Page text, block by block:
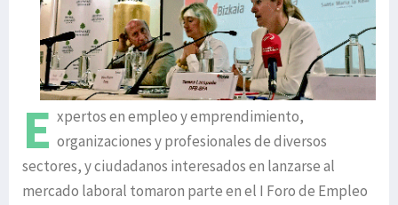
E xpertos en empleo y emprendimiento,
organizaciones y profesionales de diversos
sectores, y ciudadanos interesados en lanzarse al
mercado laboral tomaron parte en el I Foro de Empleo